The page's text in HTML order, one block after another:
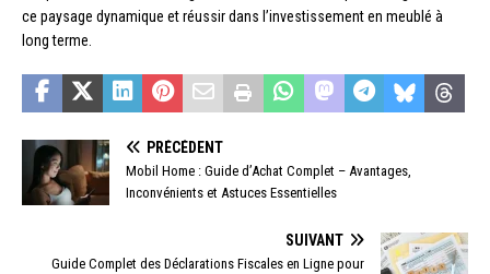
ce paysage dynamique et réussir dans l’investissement en meublé à
long terme.
PRÉCÉDENT
Mobil Home : Guide d’Achat Complet – Avantages,
Inconvénients et Astuces Essentielles
SUIVANT
Guide Complet des Déclarations Fiscales en Ligne pour